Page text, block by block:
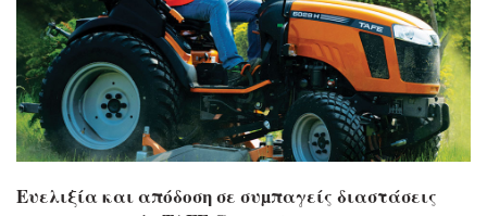
Eυελιξία και απόδοση σε συµπαγείς διαστάσεις